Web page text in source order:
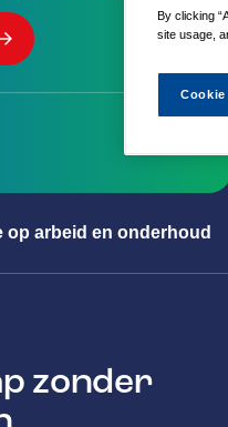
By clicking
site usage,
op arbeid en onderhoud
zonder